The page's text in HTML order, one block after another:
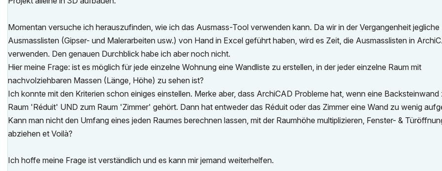
Momentan versuche ich herauszufinden, wie ich das Ausmass-Tool verwenden kann. Da wir in der Vergangenheit jegliche
Ausmasslisten (Gipser- und Malerarbeiten usw.) von Hand in Excel geführt haben, wird es Zeit, die Ausmasslisten in
verwenden. Den genauen Durchblick habe ich aber noch nicht.
Hier meine Frage: ist es möglich für jede einzelne Wohnung eine Wandliste zu erstellen, in der jeder einzelne Raum mit
nachvolziehbaren Massen (Länge, Höhe) zu sehen ist?
Ich konnte mit den Kriterien schon einiges einstellen. Merke aber, dass ArchiCAD Probleme hat, wenn eine Backsteinwand
Raum 'Réduit' UND zum Raum 'Zimmer' gehört. Dann hat entweder das Réduit oder das Zimmer eine Wand zu wenig
Kann man nicht den Umfang eines jeden Raumes berechnen lassen, mit der Raumhöhe multiplizieren, Fenster- &
abziehen et Voilà?
Ich hoffe meine Frage ist verständlich und es kann mir jemand weiterhelfen.